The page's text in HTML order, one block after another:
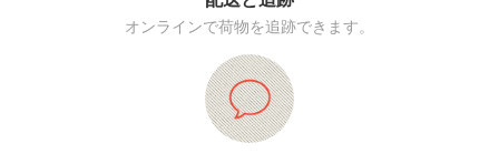
オンラインで荷物を追跡できます。